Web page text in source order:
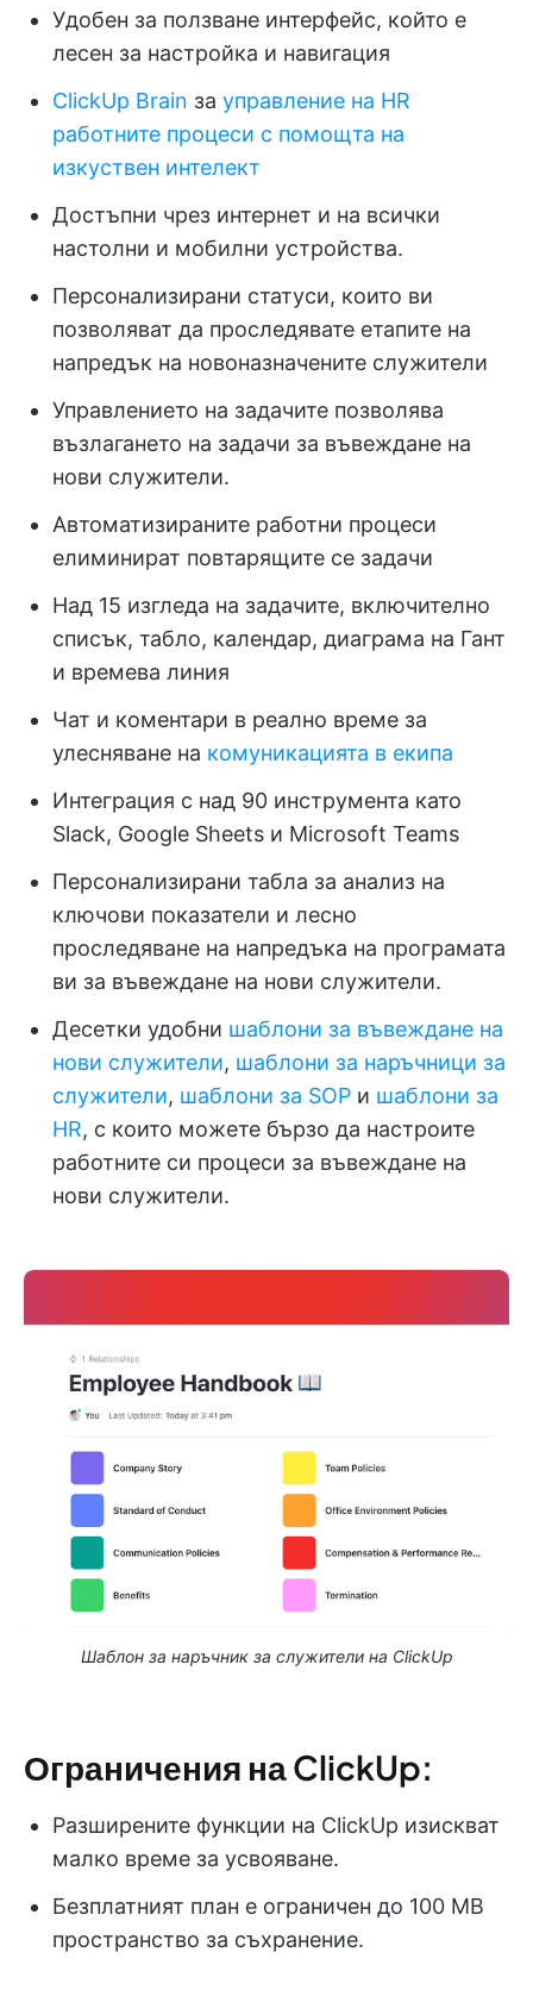
Удобен за ползване интерфейс, който е
лесен за настройка и навигация
ClickUp Brain за управление на HR
работните процеси с помощта на
изкуствен интелект
Достъпни чрез интернет и на всички
настолни и мобилни устройства.
Персонализирани статуси, които ви
позволяват да проследявате етапите на
напредък на новоназначените служители
Управлението на задачите позволява
възлагането на задачи за въвеждане на
нови служители.
Автоматизираните работни процеси
елиминират повтарящите се задачи
Над 15 изгледа на задачите, включително
списък, табло, календар, диаграма на Гант
и времева линия
Чат и коментари в реално време за
улесняване на комуникацията в екипа
Интеграция с над 90 инструмента като
Slack, Google Sheets и Microsoft Teams
Персонализирани табла за анализ на
ключови показатели и лесно
проследяване на напредъка на програмата
ви за въвеждане на нови служители.
Десетки удобни шаблони за въвеждане на
нови служители, шаблони за наръчници за
служители, шаблони за SOP и шаблони за
HR, с които можете бързо да настроите
работните си процеси за въвеждане на
нови служители.
Шаблон за наръчник за служители на ClickUp
Ограничения на ClickUp:
Разширените функции на ClickUp изискват
малко време за усвояване.
Безплатният план е ограничен до 100 MB
пространство за съхранение.